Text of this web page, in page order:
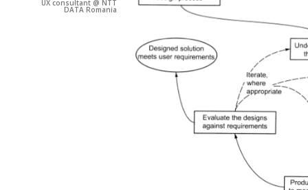
UX consultant @ NTT
DATA Romania